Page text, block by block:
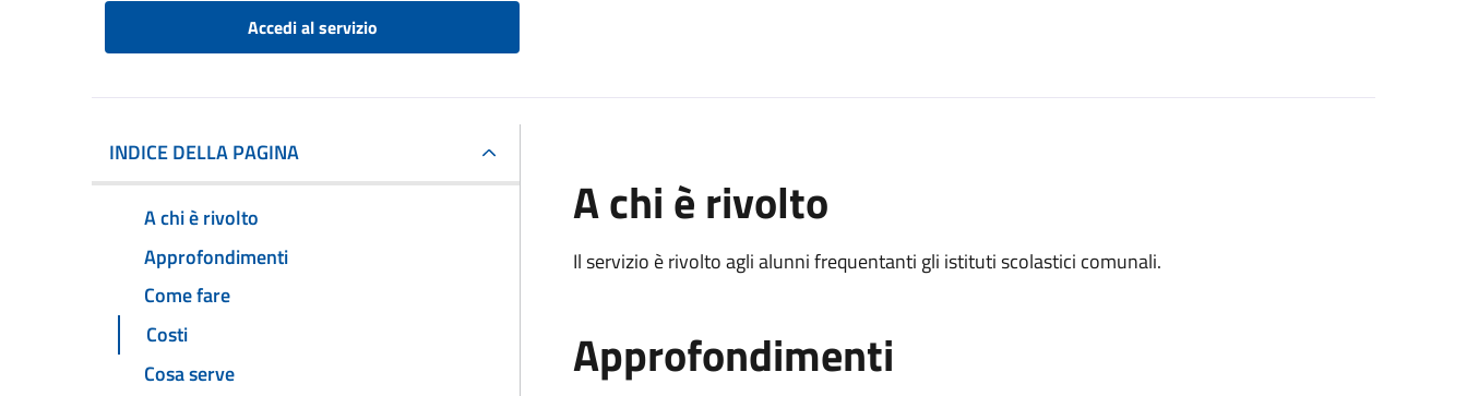
Accedi al servizio
INDICE DELLA PAGINA
A chi è rivolto
Approfondimenti
Come fare
Costi
Cosa serve
A chi è rivolto
Il servizio è rivolto agli alunni frequentanti gli istituti scolastici comunali.
Approfondimenti